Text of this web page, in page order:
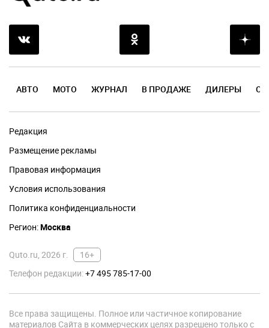
АВТО МОТО ЖУРНАЛ В ПРОДАЖЕ ДИЛЕРЫ
Редакция
Размещение рекламы
Правовая информация
Условия использования
Политика конфиденциальности
Регион:Москва
Quto.ru, 2026 г.
16+
Телефон редакции:+7 495 785-17-00
Все права защищены. Полное или частичное копирование
материалов Сайта в коммерческих целях разрешено только с